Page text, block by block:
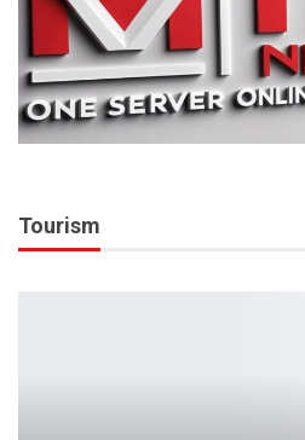
Tourism